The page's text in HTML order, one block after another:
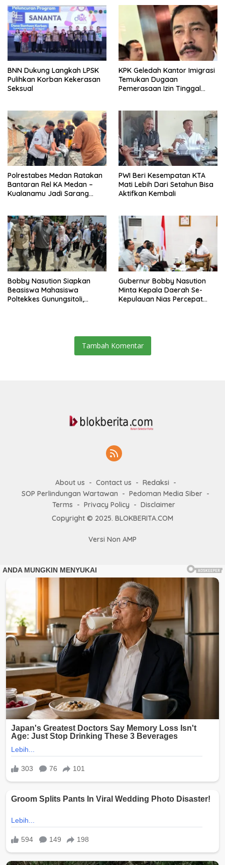
BNN Dukung Langkah LPSK
Pulihkan Korban Kekerasan
Seksual
KPK Geledah Kantor Imigrasi
Temukan Dugaan
Pemerasaan Izin Tinggal
Polrestabes Medan Ratakan
Bantaran Rel KA Medan –
Kualanamu Jadi Sarang
Beragam Senjata Disita
PWI Beri Kesempatan KTA
Mati Lebih Dari Setahun Bisa
Aktifkan Kembali
Bobby Nasution Siapkan
Beasiswa Mahasiswa
Poltekkes Gunungsitoli,
Gubernur Bobby Nasution
Minta Kepala Daerah Se-
Kepulauan Nias Percepat
Tambah Komentar
About us Contact us
Redaksi
SOP Perlindungan Wartawan
Pedoman Media Siber
Terms
Privacy Policy
Disclaimer
Copyright © 2025. BLOKBERITA.COM
Versi Non AMP